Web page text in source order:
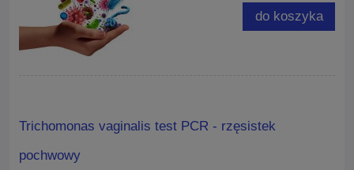
do koszyka
Trichomonas vaginalis test PCR - rzęsistek
pochwowy